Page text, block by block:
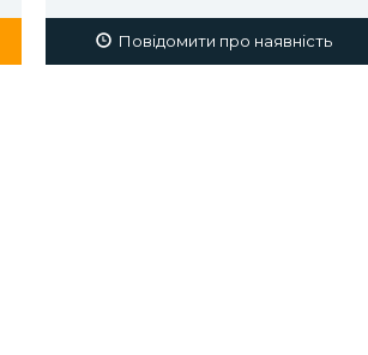
Повідомити про наявність